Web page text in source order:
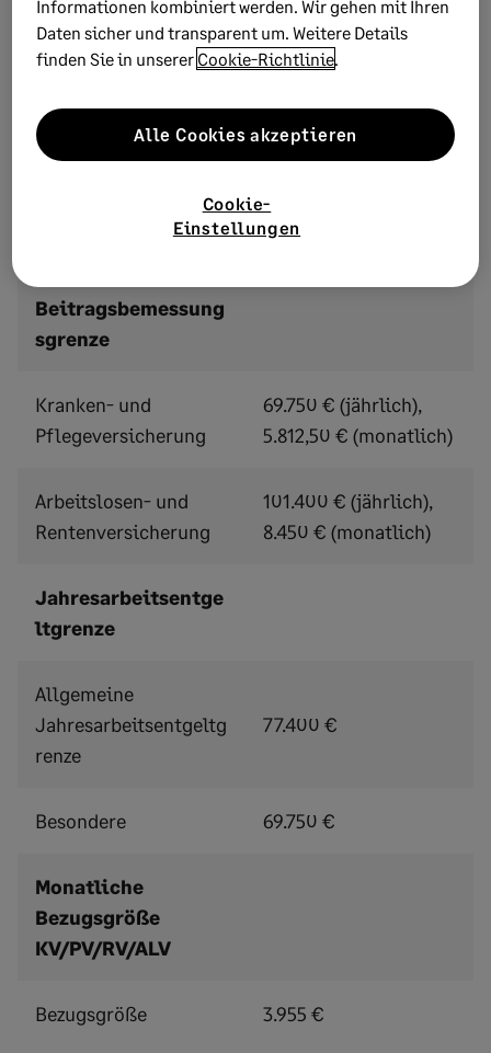
Beitragsbemessungsgrenzen, die
Jahresarbeitsentgeltgrenzen sowie die Bezugsgröße
Diese Werte sind für die korrekte Abführung der
Sozialversicherungsbeiträge sowie für die
versicherungsrechtliche Beurteilung von
Lohnabrechnung ab Januar 2026 gelten folgende
Beitragsbemessung
sgrenze
Kranken- und
Pflegeversicherung
69.750 € (jährlich),
5.812,50 € (monatlich)
Arbeitslosen- und
Rentenversicherung
101.400 € (jährlich),
8.450 € (monatlich)
Jahresarbeitsentge
ltgrenze
Allgemeine
Jahresarbeitsentgeltg
renze
77.400 €
Besondere 69.750 €
Monatliche
Bezugsgröße
KV/PV/RV/ALV
Bezugsgröße 3.955 €
Informationen kombiniert werden. Wir gehen mit Ihren
Daten sicher und transparent um. Weitere Details
finden Sie in unserer Cookie-Richtlinie.
Cookie-
Einstellungen
Alle Cookies akzeptieren